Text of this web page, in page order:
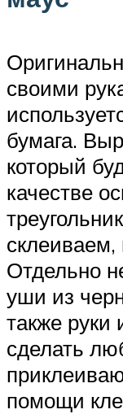
своими
бумага.
который
качестве
склеиваем,
Отдельно
уши из
также руки
сделать
помощи